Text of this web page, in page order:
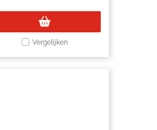
Vergelijken